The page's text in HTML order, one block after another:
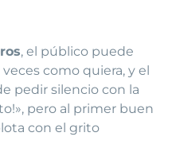
, el público puede
como quiera, y el
pedir silencio con la
pero al primer buen
con el grito